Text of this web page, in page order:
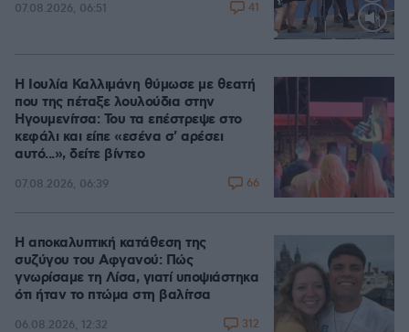
Loaded
07.08.2026, 06:51 41
Η Ιουλία Καλλιμάνη θύμωσε με θεατή
που της πέταξε λουλούδια στην
Ηγουμενίτσα: Του τα επέστρεψε στο
κεφάλι και είπε «εσένα σ' αρέσει
αυτό...», δείτε βίντεο
07.08.2026, 06:39 66
Η αποκαλυπτική κατάθεση της
συζύγου του Αφγανού: Πώς
γνωρίσαμε τη Λίσα, γιατί υποψιάστηκα
ότι ήταν το πτώμα στη βαλίτσα
06.08.2026, 12:32 312